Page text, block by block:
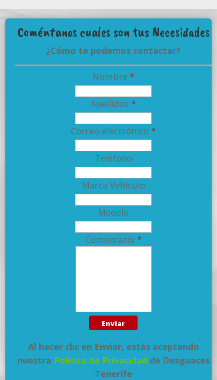
Coméntanos cuales son tus Necesidades
¿Cómo te podemos contactar?
Nombre *
Apellidos *
Correo electrónico *
Teléfono
Marca Vehículo
Modelo
Comentario *
Al hacer clic en Enviar, estás aceptando
nuestra Política de Privacidad de Desguaces
Tenerife